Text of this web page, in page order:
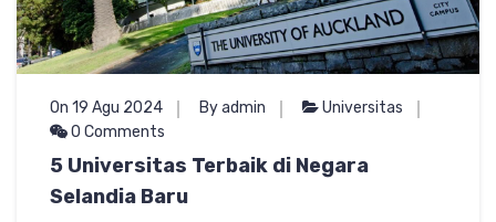
On 19 Agu 2024 By admin
Universitas
0 Comments
5 Universitas Terbaik di Negara
Selandia Baru